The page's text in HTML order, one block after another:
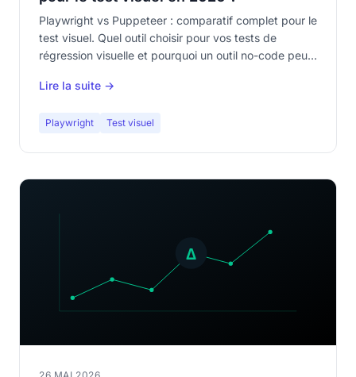
Playwright vs Puppeteer : comparatif complet pour le
test visuel. Quel outil choisir pour vos tests de
régression visuelle et pourquoi un outil no-code peut
Lire la suite →
Playwright Test visuel